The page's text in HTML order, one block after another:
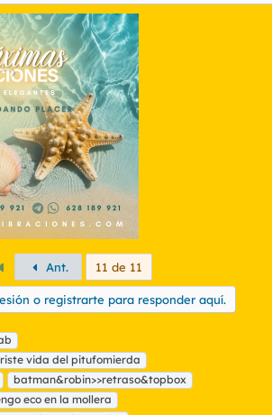
PrimeroAnt. 11 de 11
o registrarte para responder aquí.
vida del pitufomierda
batman&robin>>retraso&topbox
eco en la mollera